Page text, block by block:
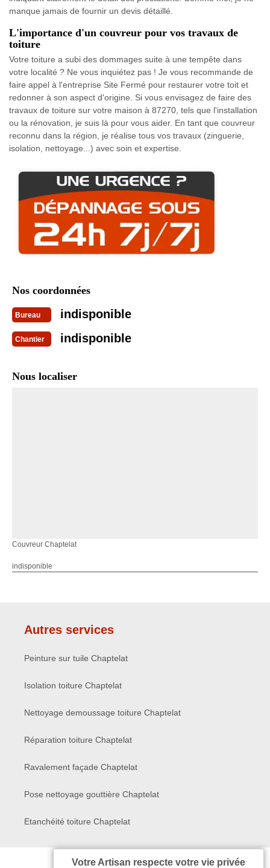
manque jamais de fournir un devis détaillé.
L'importance d'un couvreur pour vos travaux de
toiture
Votre toiture a subi des dommages suite à une tempête dans
votre localité ? Ne vous inquiétez pas ! Je vous recommande de
faire appel à l'entreprise Site Fermé pour restaurer votre toit et
redonner à son aspect d'origine. Si vous envisagez de faire des
travaux de toiture sur votre maison à 87270, tels que l'installation
ou la rénovation, je suis là pour vous aider. En tant que couvreur
reconnu dans la région, je réalise tous vos travaux (zinguerie,
isolation, nettoyage...) avec soin et expertise.
Nos coordonnées
Bureau indisponible
Chantier indisponible
Nous localiser
Couvreur Chaptelat
indisponible
Autres services
Peinture sur tuile Chaptelat
Isolation toiture Chaptelat
Nettoyage demoussage toiture Chaptelat
Réparation toiture Chaptelat
Ravalement façade Chaptelat
Pose nettoyage gouttière Chaptelat
Etanchéité toiture Chaptelat
Votre Artisan respecte votre vie privée